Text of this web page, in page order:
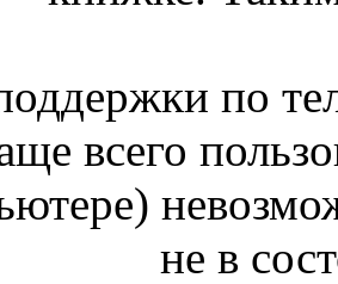
по
всего
не в